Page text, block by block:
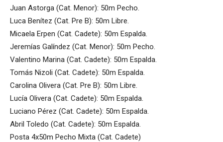
Juan Astorga (Cat. Menor): 50m Pecho.
Luca Benítez (Cat. Pre B): 50m Libre.
Micaela Erpen (Cat. Cadete): 50m Espalda.
Jeremías Galíndez (Cat. Menor): 50m Pecho.
Valentino Marina (Cat. Cadete): 50m Espalda.
Tomás Nizoli (Cat. Cadete): 50m Espalda.
Carolina Olivera (Cat. Pre B): 50m Libre.
Lucía Olivera (Cat. Cadete): 50m Espalda.
Luciano Pérez (Cat. Cadete): 50m Espalda.
Abril Toledo (Cat. Cadete): 50m Espalda.
Posta 4x50m Pecho Mixta (Cat. Cadete)